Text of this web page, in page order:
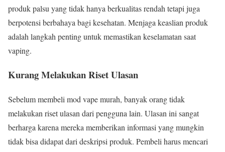
produk palsu yang tidak hanya berkualitas rendah tetapi juga
berpotensi berbahaya bagi kesehatan. Menjaga keaslian produk
adalah langkah penting untuk memastikan keselamatan saat
vaping.
Kurang Melakukan Riset Ulasan
Sebelum membeli mod vape murah, banyak orang tidak
melakukan riset ulasan dari pengguna lain. Ulasan ini sangat
berharga karena mereka memberikan informasi yang mungkin
tidak bisa didapat dari deskripsi produk. Pembeli harus mencari